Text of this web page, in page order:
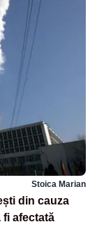
Stoica Marian
din cauza
afectată